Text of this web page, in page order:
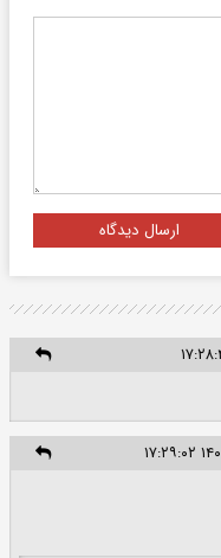
ارسال دیدگاه